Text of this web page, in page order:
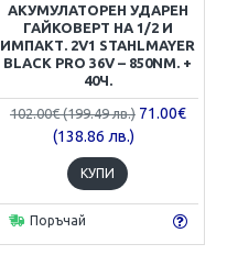
АКУМУЛАТОРЕН УДАРЕН
ГАЙКОВЕРТ НА 1/2 И
ИМПАКТ. 2V1 STAHLMAYER
BLACK PRO 36V – 850NM. +
40Ч.
102.00€ (199.49 лв.) 71.00€
(138.86 лв.)
КУПИ
Поръчай